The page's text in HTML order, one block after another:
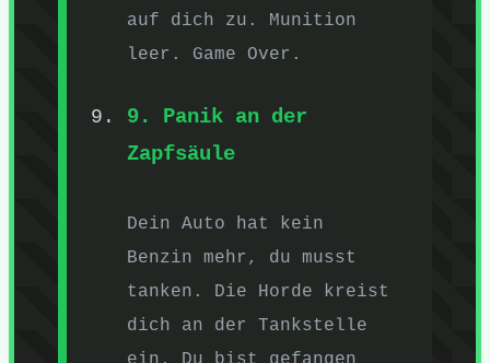
auf dich zu. Munition
leer. Game Over.
9. Panik an der
Zapfsäule
Dein Auto hat kein
Benzin mehr, du musst
tanken. Die Horde kreist
dich an der Tankstelle